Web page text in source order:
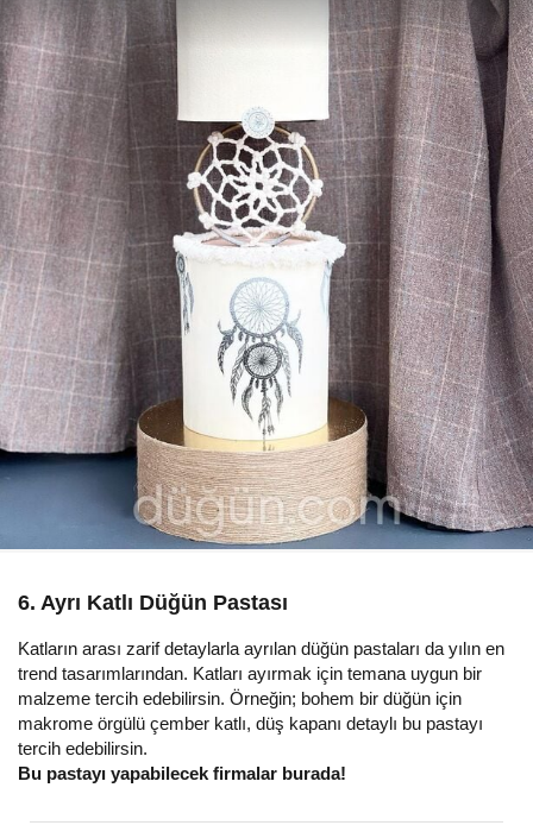
6. Ayrı Katlı Düğün Pastası
Katların arası zarif detaylarla ayrılan düğün pastaları da yılın en
trend tasarımlarından. Katları ayırmak için temana uygun bir
malzeme tercih edebilirsin. Örneğin; bohem bir düğün için
makrome örgülü çember katlı, düş kapanı detaylı bu pastayı
tercih edebilirsin.
Bu pastayı yapabilecek firmalar burada!